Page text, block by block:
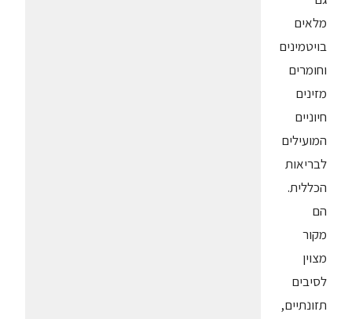
מלאים
בויטמינים
וחומרים
מזינים
חיוניים
המועילים
לבריאות
הכללית.
הם
מקור
מצוין
לסיבים
תזונתיים,